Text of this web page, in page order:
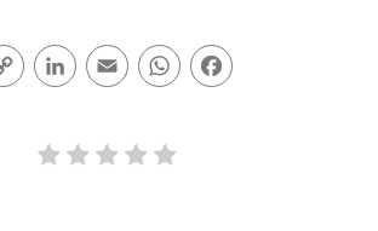
Facebook
WhatsApp
Email